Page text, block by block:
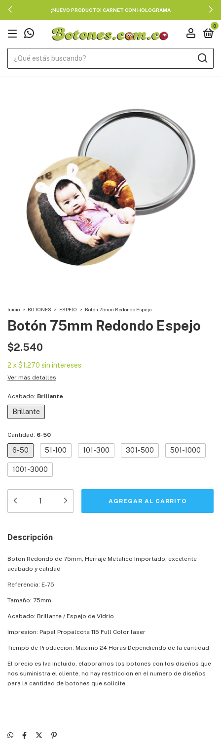
¡NUEVO PRODUCTO! CARNET CON HOLOGRAMA
0
Inicio > BOTONES > ESPEJO > Botón 75mm Redondo Espejo
Botón 75mm Redondo Espejo
$2.540
2 x $1.270 sin intereses
Ver más detalles
Acabado: Brillante
Brillante
Cantidad: 6-50
6-50 51-100 101-300 301-500 501-1000
1001-3000
Descripción
Boton Redondo de 75mm, Herraje Metalico Importado, excelente
acabado y calidad
Referencia: E-75
Tamaño: 75mm
Acabado: Brillante / Espejo de Vidrio
Impresion: Papel Propalcote 115 Full Color laser
Tiempo de Produccion: Maximo 24 Horas Dependiendo de la cantidad
El precio es Iva Incluido, elaboramos los botones con los diseños que
nos suministra el cliente, no hay restriccion en el numero de diseños
para la cantidad de botones que solicite.